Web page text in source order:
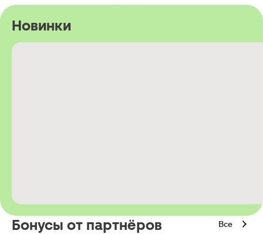
Новинки
Бонусы от партнёров Все